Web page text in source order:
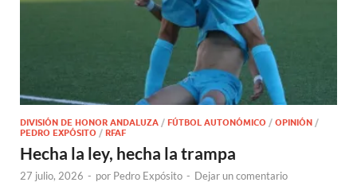
DIVISIÓN DE HONOR ANDALUZA / FÚTBOL AUTONÓMICO / OPINIÓN /
PEDRO EXPÓSITO / RFAF
Hecha la ley, hecha la trampa
27 julio, 2026 - por Pedro Expósito - Dejar un comentario